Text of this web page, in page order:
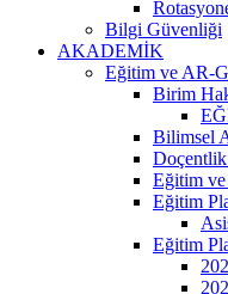
Bilgi Güvenliği
AKADEMİK
Eğitim ve AR-
Birim
Bilimsel
Eğitim
Eğitim
Eğitim